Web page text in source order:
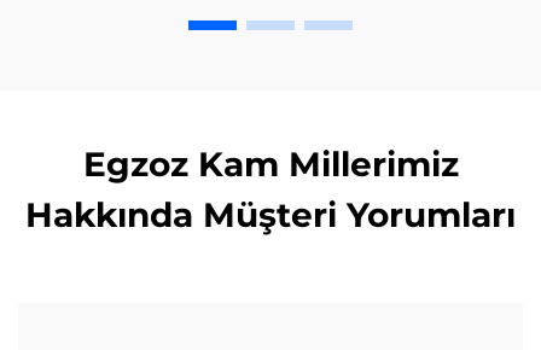
Egzoz Kam Millerimiz
Hakkında Müşteri Yorumları